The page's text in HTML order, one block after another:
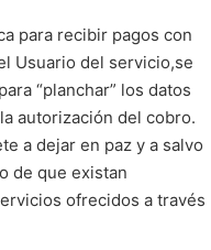
para recibir pagos con
Usuario del servicio,se
“planchar” los datos
autorización del cobro.
a dejar en paz y a salvo
de que existan
ofrecidos a través